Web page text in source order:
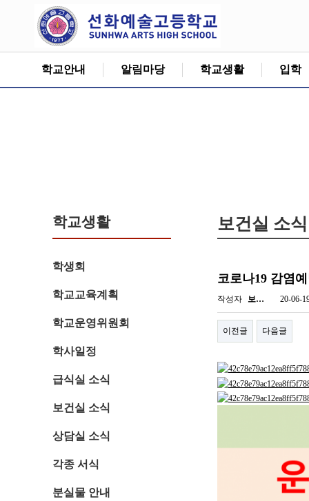
학교안내 알림마당 학교생활 입학
학교생활
학생회
학교교육계획
학교운영위원회
학사일정
급식실 소식
보건실 소식
상담실 소식
각종 서식
분실물 안내
보건실 소식
코로나19 감염
작성자 보… 20-06-
이전글 다음글